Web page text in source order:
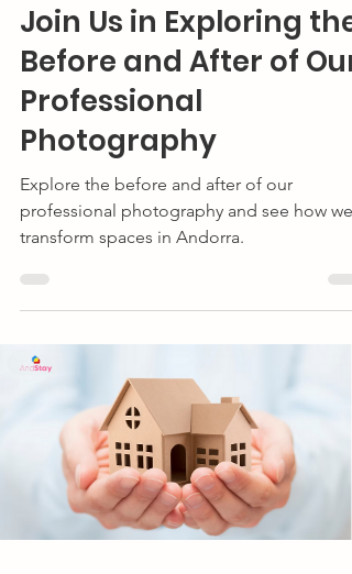
Join Us in Exploring the
Before and After of Our
Professional
Photography
Explore the before and after of our
professional photography and see how we
transform spaces in Andorra.